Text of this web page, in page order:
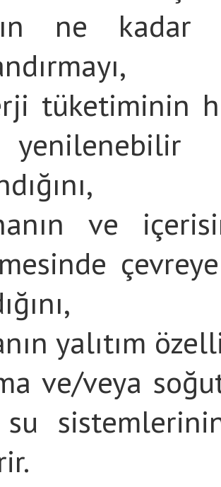
ne kadar
tüketiminin
ve
yalıtım
ve/veya
su